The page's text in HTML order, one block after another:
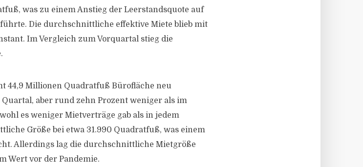
was zu einem Anstieg der Leerstandsquote auf
Die durchschnittliche effektive Miete blieb mit
Im Vergleich zum Vorquartal stieg die
44,9 Millionen Quadratfuß Bürofläche neu
aber rund zehn Prozent weniger als im
es weniger Mietverträge gab als in jedem
Größe bei etwa 31.990 Quadratfuß, was einem
Allerdings lag die durchschnittliche Mietgröße
Wert vor der Pandemie.